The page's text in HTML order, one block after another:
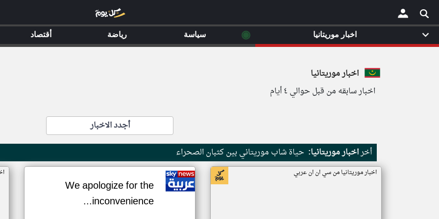
×
اخبار موريتانيا
اخبار سابقه من قبل حوالي ٤ أيام
أجدد الاخبار
أخراخبار موريتانيا: حياة شاب موريتاني بين كثبان الصحراء
اخبار موريتانيا من سي ان ان عربي
We apologize for the
inconvenience...
اخبار موريتانيا ◉ سياسة رياضة أقتصاد